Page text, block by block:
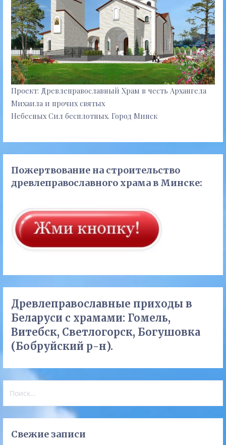
Проект: Древлеправославный Храм в честь Архангела
Михаила и прочих святых
Небесных Сил бесплотных. Город Минск
Пожертвование на строительство
древлеправославного храма в Минске:
Древлеправославные приходы в
Беларуси с храмами: Гомель,
Витебск, Светлогорск, Богушовка
(Бобруйский р-н).
Свежие записи